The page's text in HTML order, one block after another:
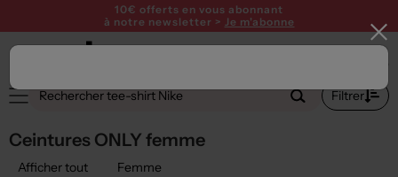
10€ offerts en vous abonnant
à notre newsletter > Je m'abonne
Filtrer
Ceintures ONLY femme
Afficher tout Femme